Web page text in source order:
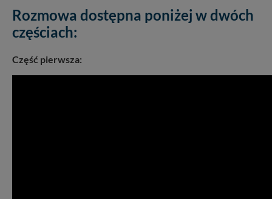
Rozmowa dostępna poniżej w dwóch
częściach:
Część pierwsza: